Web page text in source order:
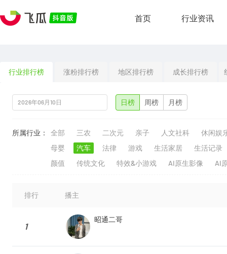
首页 行业资讯
行业排行榜 涨粉排行榜 地区排行榜 成长排行榜
日榜 周榜 月榜
所属行业： 全部 三农 二次元 亲子 人文社科
休闲娱
母婴
汽车 法律 游戏 生活家居
生活记录
颜值
传统文化 特效&小游戏 AI原生影像 AI
排行 播主
1
昭通二哥